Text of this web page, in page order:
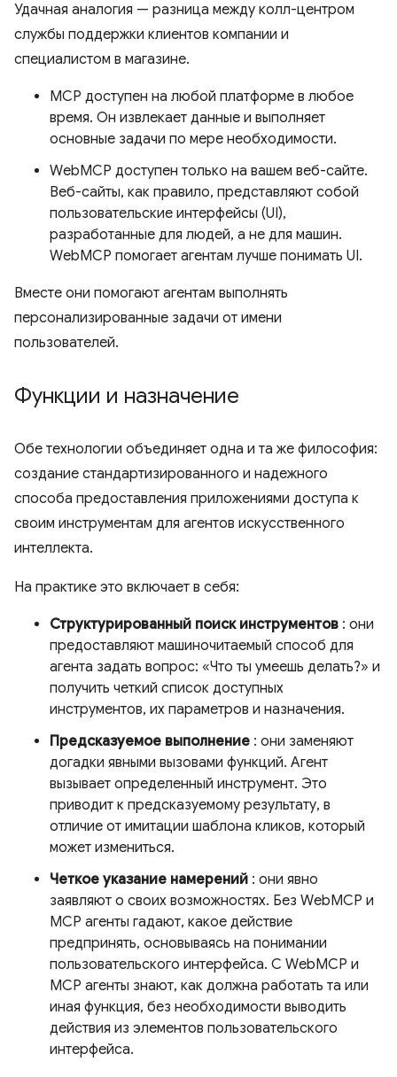
Удачная аналогия — разница между колл-центром
службы поддержки клиентов компании и
специалистом в магазине.
MCP доступен на любой платформе в любое
время. Он извлекает данные и выполняет
основные задачи по мере необходимости.
WebMCP доступен только на вашем веб-сайте.
Веб-сайты, как правило, представляют собой
пользовательские интерфейсы (UI),
разработанные для людей, а не для машин.
WebMCP помогает агентам лучше понимать UI.
Вместе они помогают агентам выполнять
персонализированные задачи от имени
пользователей.
Функции и назначение
Обе технологии объединяет одна и та же философия:
создание стандартизированного и надежного
способа предоставления приложениями доступа к
своим инструментам для агентов искусственного
интеллекта.
На практике это включает в себя:
Структурированный поиск инструментов : они
предоставляют машиночитаемый способ для
агента задать вопрос: «Что ты умеешь делать?» и
получить четкий список доступных
инструментов, их параметров и назначения.
Предсказуемое выполнение : они заменяют
догадки явными вызовами функций. Агент
вызывает определенный инструмент. Это
приводит к предсказуемому результату, в
отличие от имитации шаблона кликов, который
может измениться.
Четкое указание намерений : они явно
заявляют о своих возможностях. Без WebMCP и
MCP агенты гадают, какое действие
предпринять, основываясь на понимании
пользовательского интерфейса. С WebMCP и
MCP агенты знают, как должна работать та или
иная функция, без необходимости выводить
действия из элементов пользовательского
интерфейса.